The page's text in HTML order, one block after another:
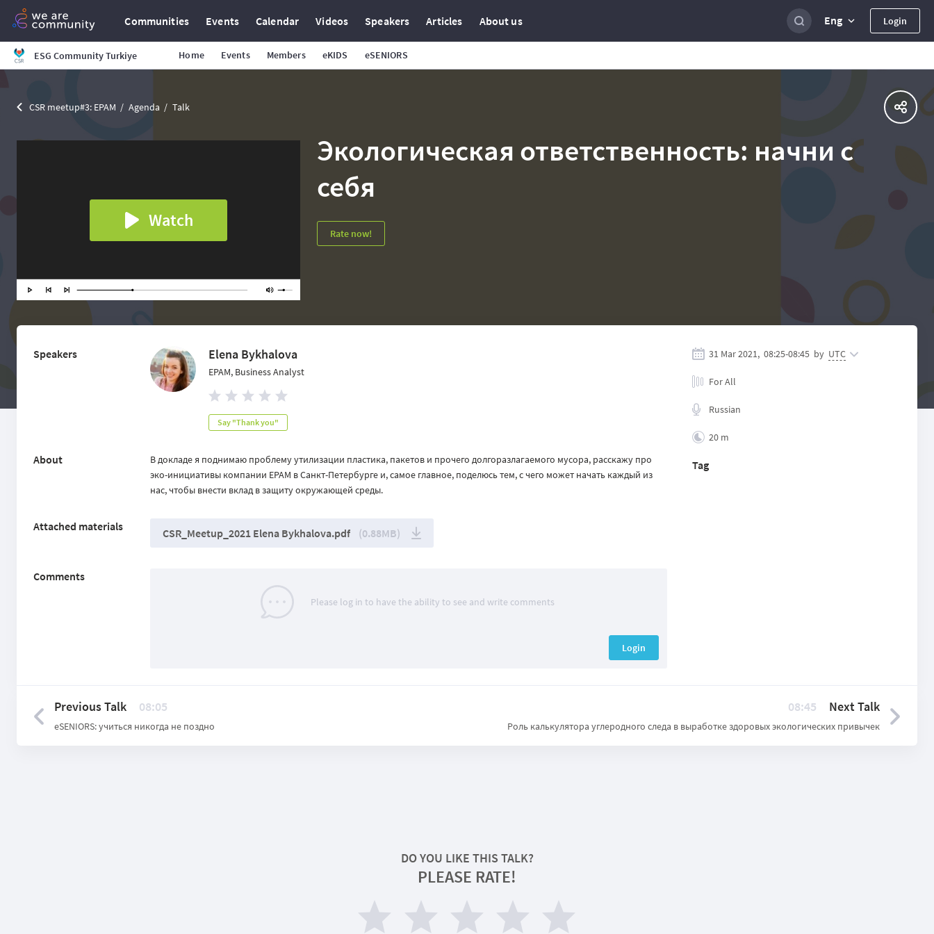
Communities Events Calendar Videos Speakers Articles About us Eng Login
ESG Community Turkiye Home Events Members eKIDS eSENIORS
CSR meetup#3: EPAM Agenda Talk
Watch
Экологическая ответственность: начни с
себя
Rate now!
Speakers Elena Bykhalova
EPAM, Business Analyst
Say "Thank you"
About
В докладе я поднимаю проблему утилизации пластика, пакетов и прочего долгоразлагаемого мусора, расскажу про
эко-инициативы компании EPAM в Санкт-Петербурге и, самое главное, поделюсь тем, с чего может начать каждый из
нас, чтобы внести вклад в защиту окружающей среды.
Attached materials CSR_Meetup_2021 Elena Bykhalova.pdf (0.88MB)
Comments
Please log in to have the ability to see and write comments
Login
31 Mar 2021, 08:25-08:45 by UTC
For All
Russian
20 m
Tag
Previous Talk 08:05
eSENIORS: учиться никогда не поздно
08:45 Next Talk
Роль калькулятора углеродного следа в выработке здоровых экологических привычек
DO YOU LIKE THIS TALK?
PLEASE RATE!